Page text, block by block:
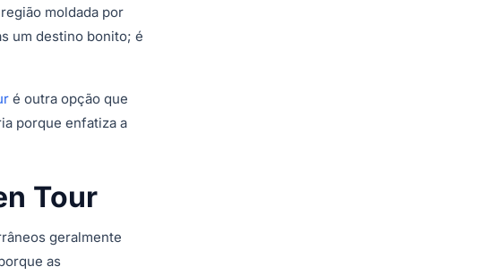
moldada por
um destino bonito; é
é outra opção que
porque enfatiza a
Tour
geralmente
as